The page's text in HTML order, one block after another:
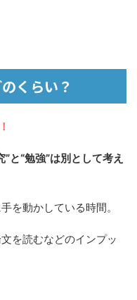
くらい？
”と“勉強”は別として考え
を動かしている時間。
を読むなどのインプッ